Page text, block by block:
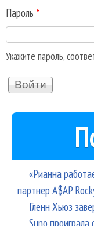
Пароль *
Укажите пароль,
«Рианна
партнер A$AP
Гленн Хьюз
Suno